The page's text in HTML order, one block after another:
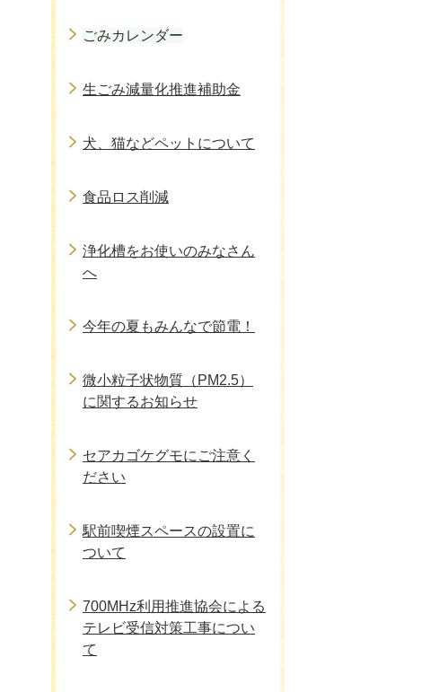
ごみカレンダー
生ごみ減量化推進補助金
犬、猫などペットについて
食品ロス削減
浄化槽をお使いのみなさん
へ
今年の夏もみんなで節電！
微小粒子状物質（PM2.5）
に関するお知らせ
セアカゴケグモにご注意く
ださい
駅前喫煙スペースの設置に
ついて
700MHz利用推進協会による
テレビ受信対策工事につい
て